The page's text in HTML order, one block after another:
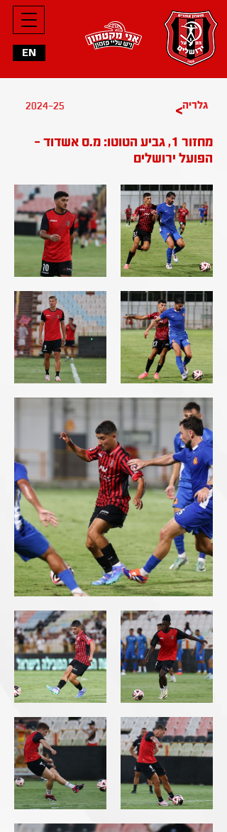
EN
2024-25 >גלריה
מחזור 1, גביע הטוטו: מ.ס אשדוד -
הפועל ירושלים